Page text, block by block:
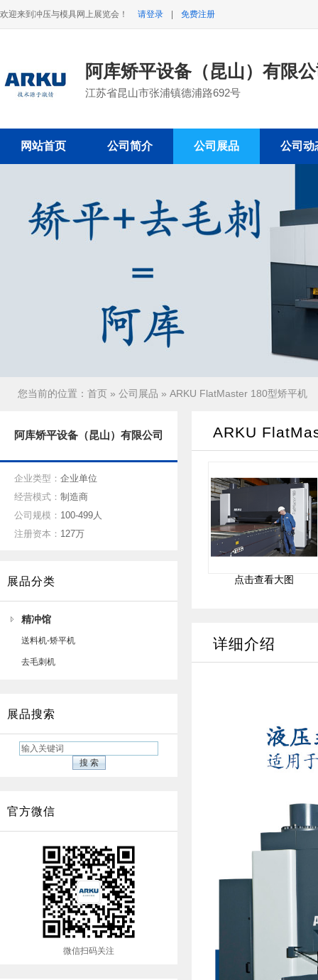
欢迎来到冲压与模具网上展览会！ 请登录 免费注册
阿库矫平设备（昆山）有限
江苏省昆山市张浦镇德浦路692号
网站首页 公司简介 公司展品 公司动
您当前的位置： 首页 » 公司展品 » ARKU FlatMaster 180型矫平机
阿库矫平设备（昆山）有限公司
企业类型： 企业单位
经营模式： 制造商
公司规模： 100-499人
注册资本： 127万
展品分类
精冲馆
送料机-矫平机
去毛刺机
展品搜索
官方微信
微信扫码关注
ARKU
点击查看大图
详细介绍